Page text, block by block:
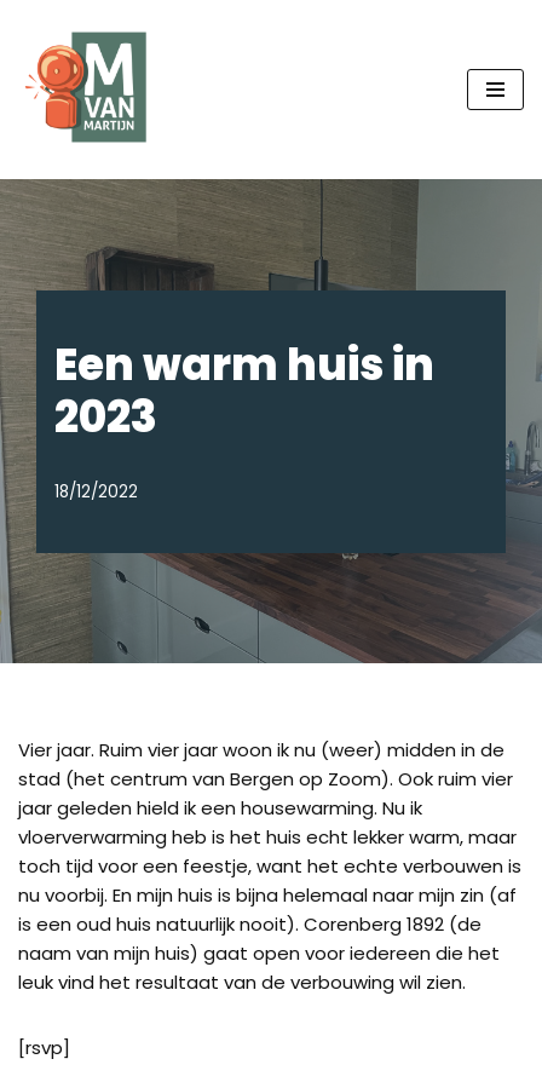
Ga
naar
Een warm huis in
2023
18/12/2022
Vier jaar. Ruim vier jaar woon ik nu (weer) midden in de
stad (het centrum van Bergen op Zoom). Ook ruim vier
jaar geleden hield ik een housewarming. Nu ik
vloerverwarming heb is het huis echt lekker warm, maar
toch tijd voor een feestje, want het echte verbouwen is
nu voorbij. En mijn huis is bijna helemaal naar mijn zin (af
is een oud huis natuurlijk nooit). Corenberg 1892 (de
naam van mijn huis) gaat open voor iedereen die het
leuk vind het resultaat van de verbouwing wil zien.
[rsvp]